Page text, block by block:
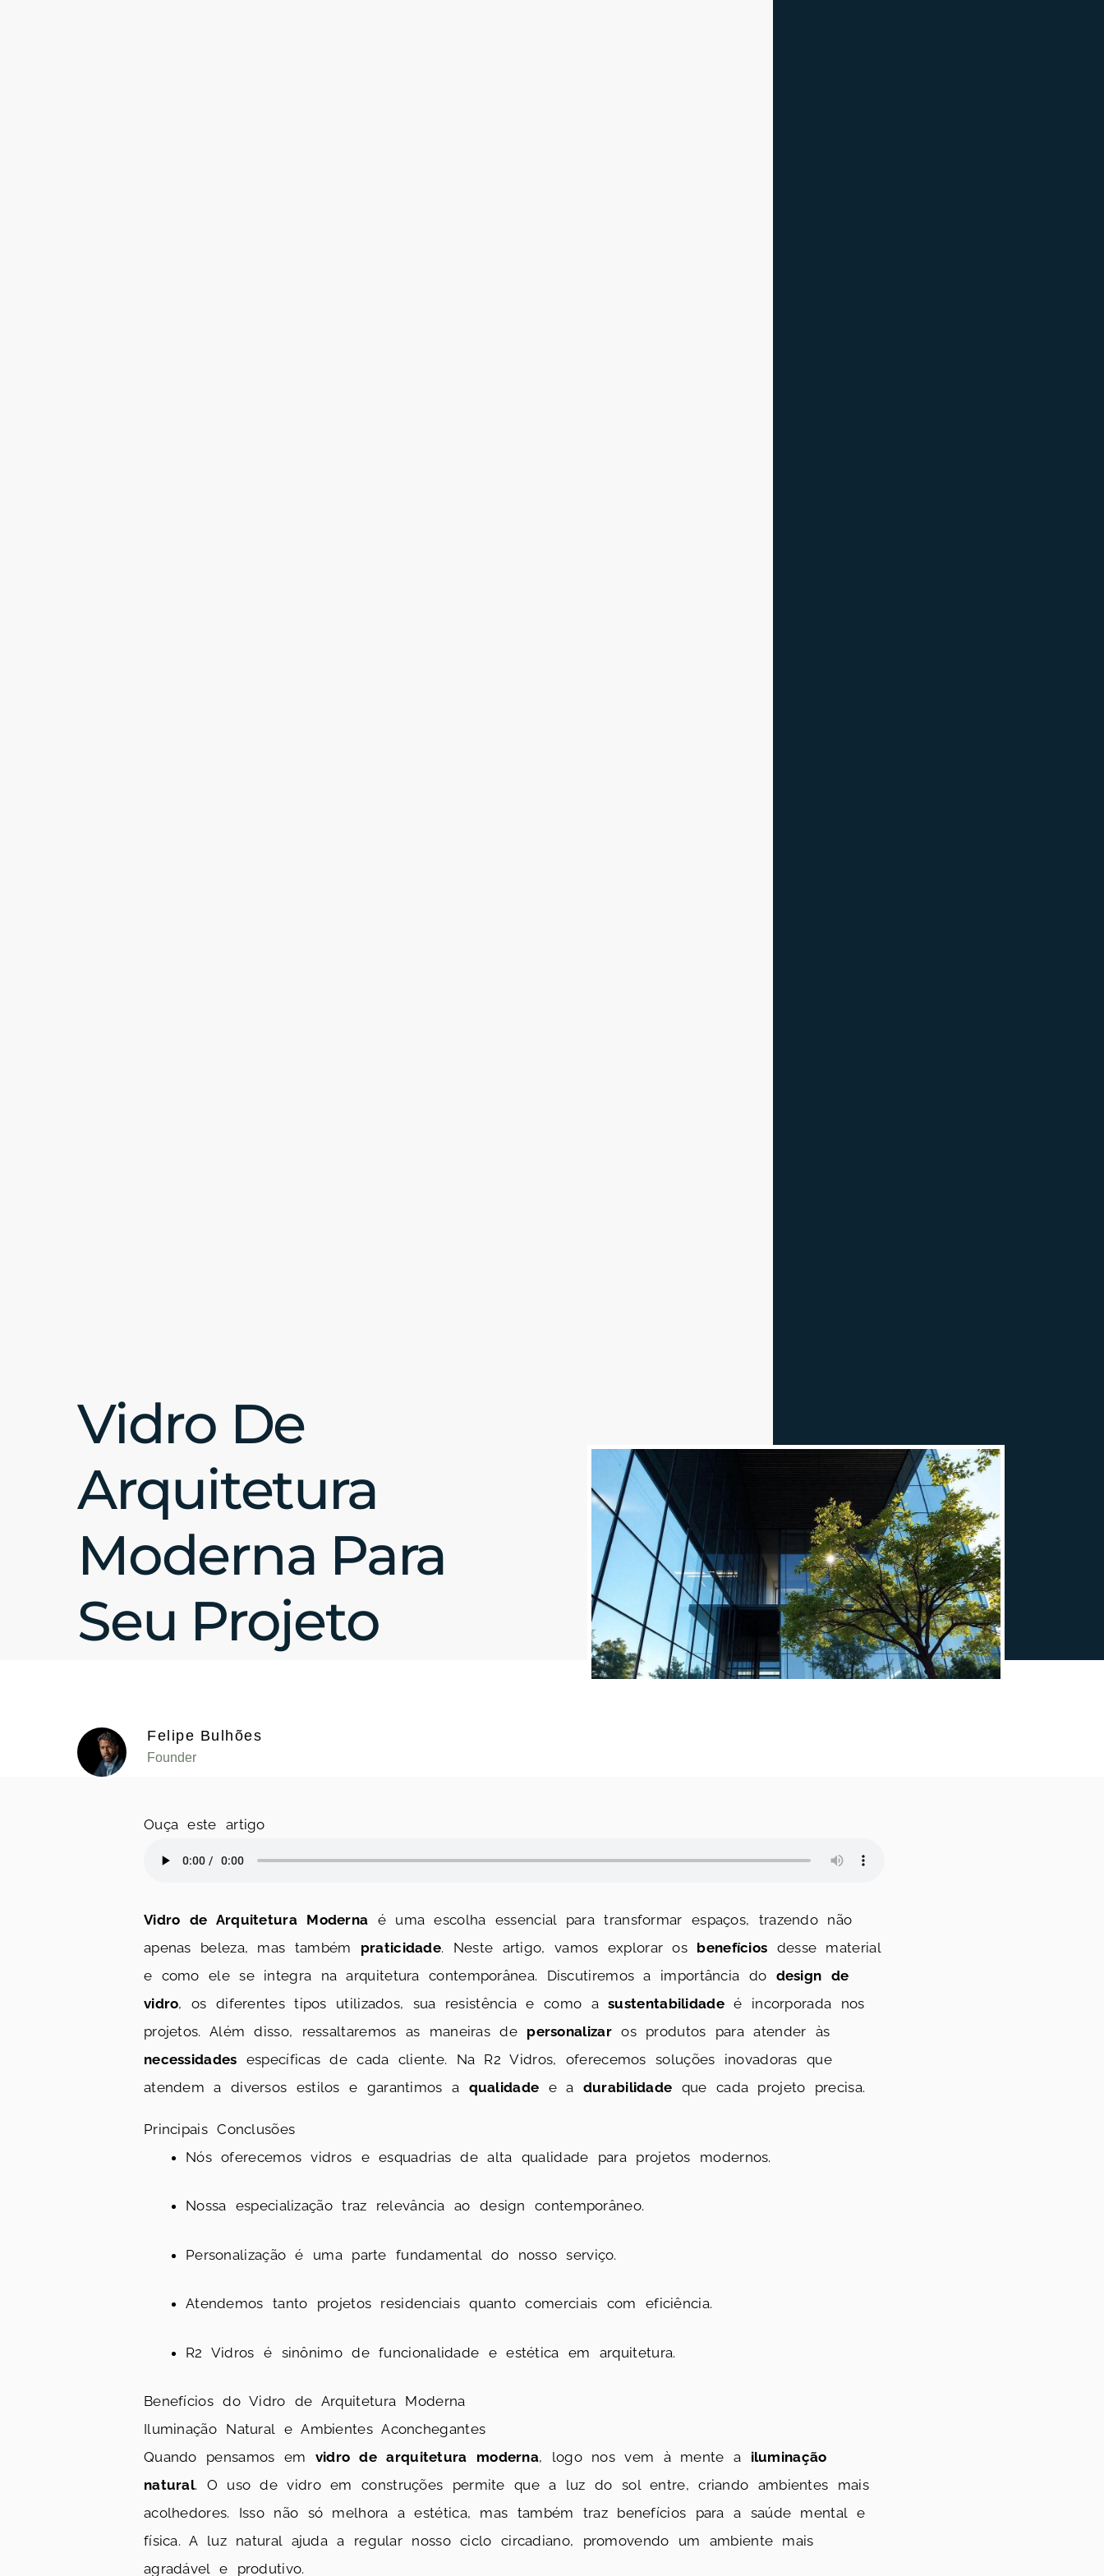
Vidro De
Arquitetura
Moderna Para
Seu Projeto
Felipe Bulhões
Founder
Ouça este artigo
Vidro de Arquitetura Moderna é uma escolha essencial para transformar espaços, trazendo não
apenas beleza, mas também praticidade. Neste artigo, vamos explorar os benefícios desse material
e como ele se integra na arquitetura contemporânea. Discutiremos a importância do design de
vidro, os diferentes tipos utilizados, sua resistência e como asustentabilidade é incorporada nos
projetos. Além disso, ressaltaremos as maneiras de personalizaros produtos para atender às
necessidades específicas de cada cliente. Na R2 Vidros, oferecemos soluções inovadoras que
atendem a diversos estilos e garantimos a qualidade e a durabilidade que cada projeto precisa.
Principais Conclusões
Nós oferecemos vidros e esquadrias de alta qualidade para projetos modernos.
Nossa especialização traz relevância ao design contemporâneo.
Personalização é uma parte fundamental do nosso serviço.
Atendemos tanto projetos residenciais quanto comerciais com eficiência.
R2 Vidros é sinônimo de funcionalidade e estética em arquitetura.
Benefícios do Vidro de Arquitetura Moderna
Iluminação Natural e Ambientes Aconchegantes
Quando pensamos em vidro de arquitetura moderna, logo nos vem à mente a iluminação
natural. O uso de vidro em construções permite que a luz do sol entre, criando ambientes mais
acolhedores. Isso não só melhora a estética, mas também traz benefícios para a saúde mental e
física. A luz natural ajuda a regular nosso ciclo circadiano, promovendo um ambiente mais
agradável e produtivo.